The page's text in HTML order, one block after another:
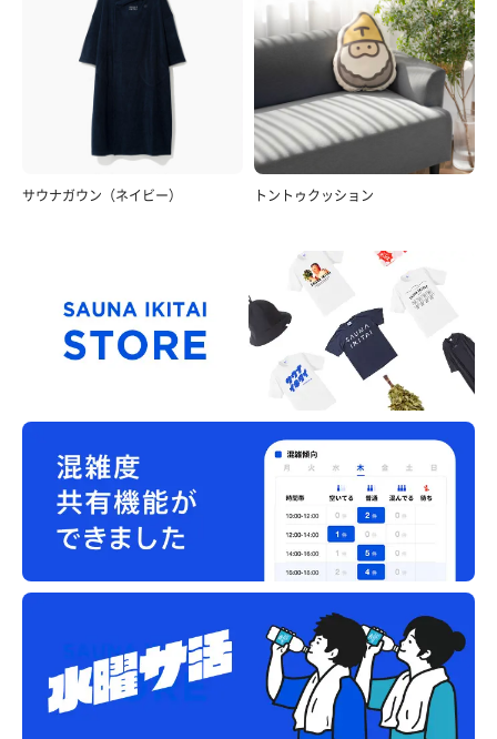
サウナガウン（ネイビー） トントゥクッション